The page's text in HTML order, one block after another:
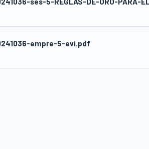
empre-5-evi.pdf